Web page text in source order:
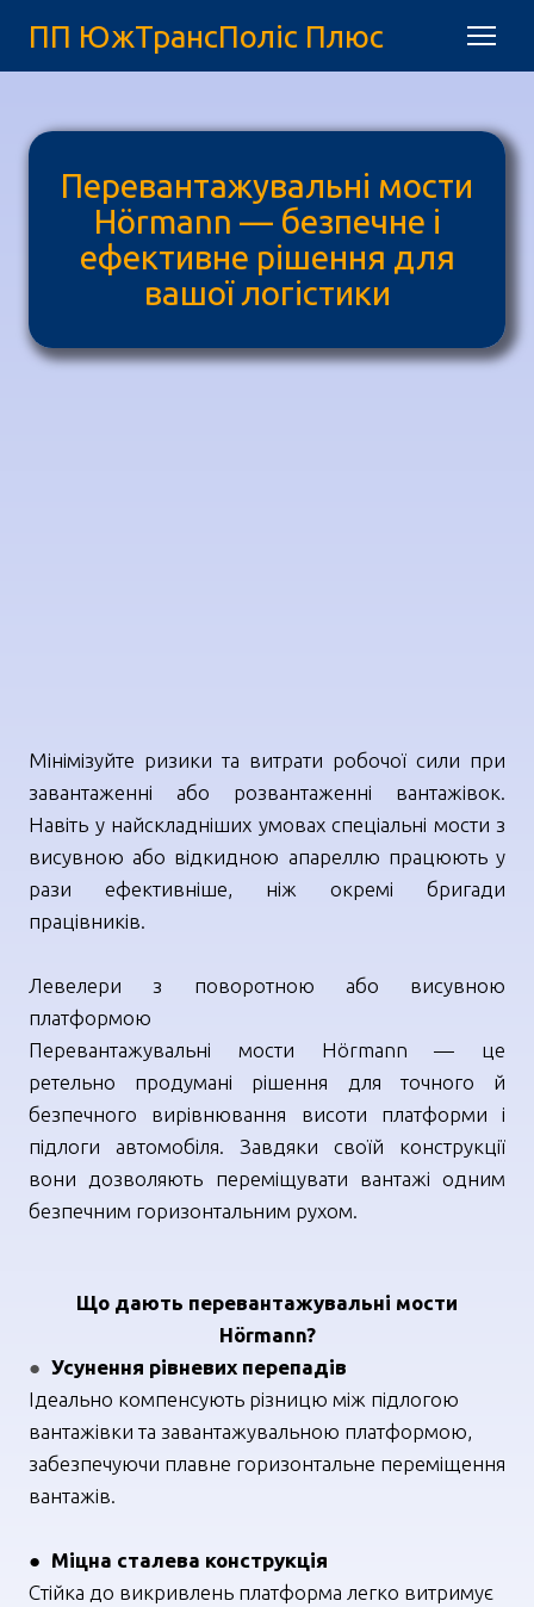
ПП ЮжТрансПоліс Плюс
Перевантажувальні мости
Hörmann — безпечне і
ефективне рішення для
вашої логістики
Мінімізуйте ризики та витрати робочої сили при
завантаженні або розвантаженні вантажівок.
Навіть у найскладніших умовах спеціальні мости з
висувною або відкидною апареллю працюють у
рази ефективніше, ніж окремі бригади
працівників.
Левелери з поворотною або висувною
платформою
Перевантажувальні мости Hörmann — це
ретельно продумані рішення для точного й
безпечного вирівнювання висоти платформи і
підлоги автомобіля. Завдяки своїй конструкції
вони дозволяють переміщувати вантажі одним
безпечним горизонтальним рухом.
Що дають перевантажувальні мости
Hörmann?
● Усунення рівневих перепадів
Ідеально компенсують різницю між підлогою
вантажівки та завантажувальною платформою,
забезпечуючи плавне горизонтальне переміщення
вантажів.
● Міцна сталева конструкція
Стійка до викривлень платформа легко витримує